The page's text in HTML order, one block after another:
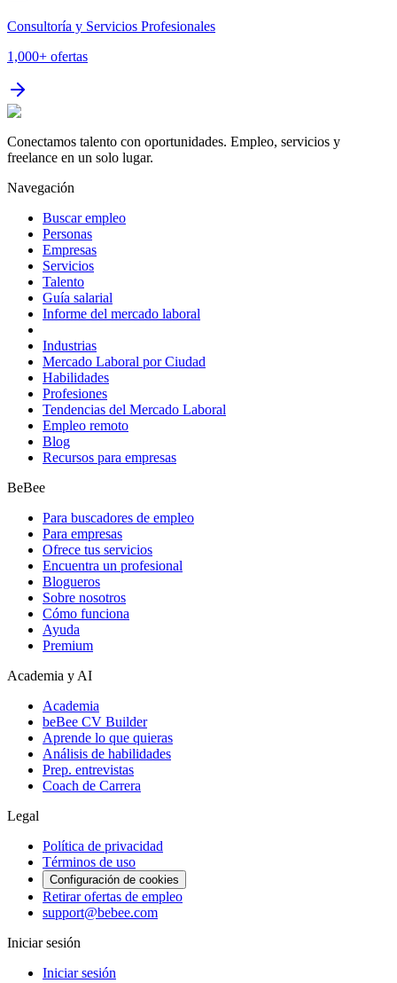
Consultoría y Servicios Profesionales
1,000+ ofertas
Conectamos talento con oportunidades. Empleo, servicios y
freelance en un solo lugar.
Navegación
Buscar empleo
Personas
Empresas
Servicios
Talento
Guía salarial
Informe del mercado laboral
Industrias
Mercado Laboral por Ciudad
Habilidades
Profesiones
Tendencias del Mercado Laboral
Empleo remoto
Blog
Recursos para empresas
BeBee
Para buscadores de empleo
Para empresas
Ofrece tus servicios
Encuentra un profesional
Blogueros
Sobre nosotros
Cómo funciona
Ayuda
Premium
Academia y AI
Academia
beBee CV Builder
Aprende lo que quieras
Análisis de habilidades
Prep. entrevistas
Coach de Carrera
Legal
Política de privacidad
Términos de uso
Configuración de cookies
Retirar ofertas de empleo
support@bebee.com
Iniciar sesión
Iniciar sesión